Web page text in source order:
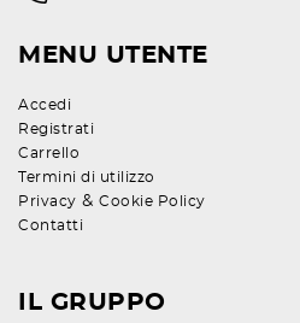
MENU UTENTE
Accedi
Registrati
Carrello
Termini di utilizzo
Privacy & Cookie Policy
Contatti
IL GRUPPO